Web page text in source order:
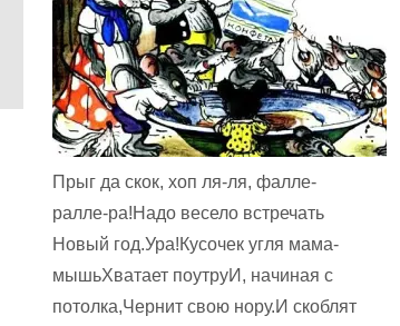
Прыг да скок, хоп ля-ля, фалле-
ралле-ра!Надо весело встречать
Новый год.Ура!Кусочек угля мама-
мышьХватает поутруИ, начиная с
потолка,Чернит свою нору.И скоблят